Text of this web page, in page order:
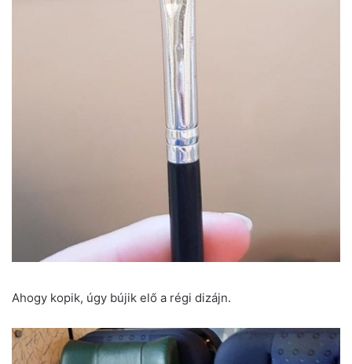
Ahogy kopik, úgy bújik elő a régi dizájn.